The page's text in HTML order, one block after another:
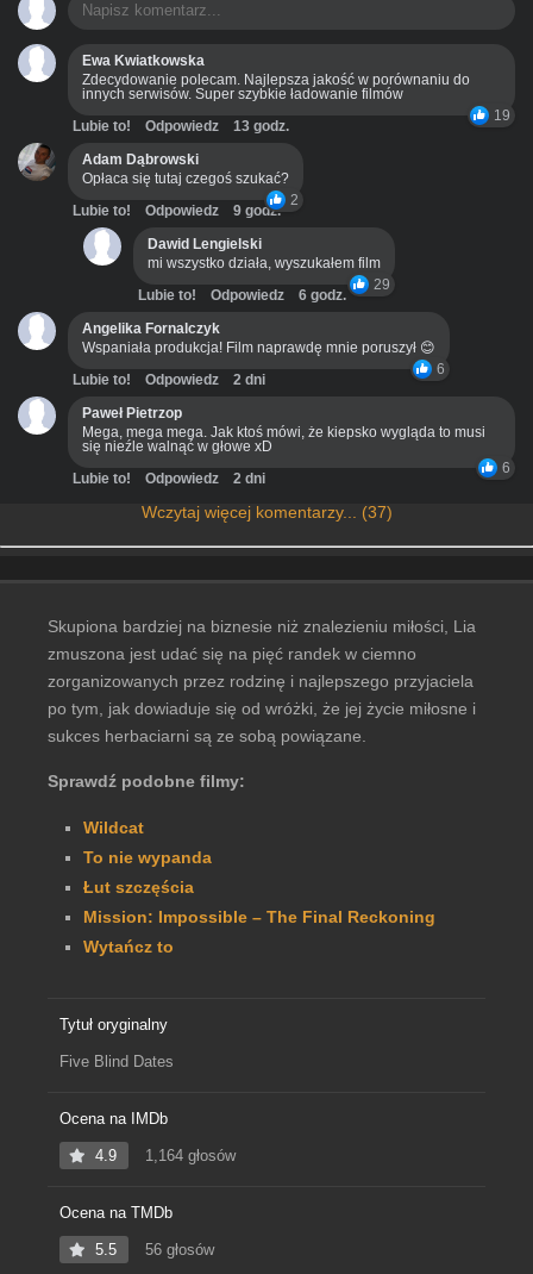
Ewa Kwiatkowska
Zdecydowanie polecam. Najlepsza jakość w porównaniu do
innych serwisów. Super szybkie ładowanie filmów
19
Lubie to! Odpowiedz
13 godz.
Adam Dąbrowski
Opłaca się tutaj czegoś szukać?
2
Lubie to! Odpowiedz
9 godz.
Dawid Lengielski
mi wszystko działa, wyszukałem film
29
Lubie to! Odpowiedz
6 godz.
Angelika Fornalczyk
Wspaniała produkcja! Film naprawdę mnie poruszył 😊
6
Lubie to! Odpowiedz
2 dni
Paweł Pietrzop
Mega, mega mega. Jak ktoś mówi, że kiepsko wygląda to musi
się nieźle walnąć w głowe xD
6
Lubie to! Odpowiedz 2 dni
Wczytaj więcej komentarzy... (37)
Skupiona bardziej na biznesie niż znalezieniu miłości, Lia
zmuszona jest udać się na pięć randek w ciemno
zorganizowanych przez rodzinę i najlepszego przyjaciela
po tym, jak dowiaduje się od wróżki, że jej życie miłosne i
sukces herbaciarni są ze sobą powiązane.
Sprawdź podobne filmy:
Wildcat
To nie wypanda
Łut szczęścia
Mission: Impossible – The Final Reckoning
Wytańcz to
Tytuł oryginalny
Five Blind Dates
Ocena na IMDb
4.9 1,164 głosów
Ocena na TMDb
5.5 56 głosów